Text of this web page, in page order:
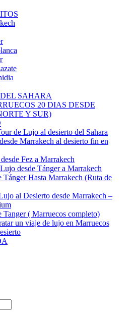
SAHARA
20 DIAS DESDE
Y SUR)
de Lujo al desierto del Sahara
Marrakech al desierto fin en
Fez a Marrakech
desde Tánger a Marrakech
Tánger Hasta Marrakech (Ruta de
al Desierto desde Marrakech –
Tanger ( Marruecos completo)
un viaje de lujo en Marruecos